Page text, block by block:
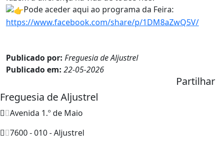
Pode aceder aqui ao programa da Feira:
https://www.facebook.com/share/p/1DM8aZwQ5V/
Publicado por: Freguesia de Aljustrel
Publicado em: 22-05-2026
Partilhar
Freguesia de Aljustrel
Avenida 1.º de Maio
7600 - 010 - Aljustrel